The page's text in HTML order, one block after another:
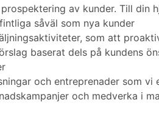
av kunder. Till din
såväl som nya kunder
som att
baserat dels på kundens
och entreprenader som
och medverka i